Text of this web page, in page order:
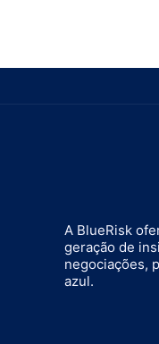
A BlueRisk
geração de
negociações,
azul.